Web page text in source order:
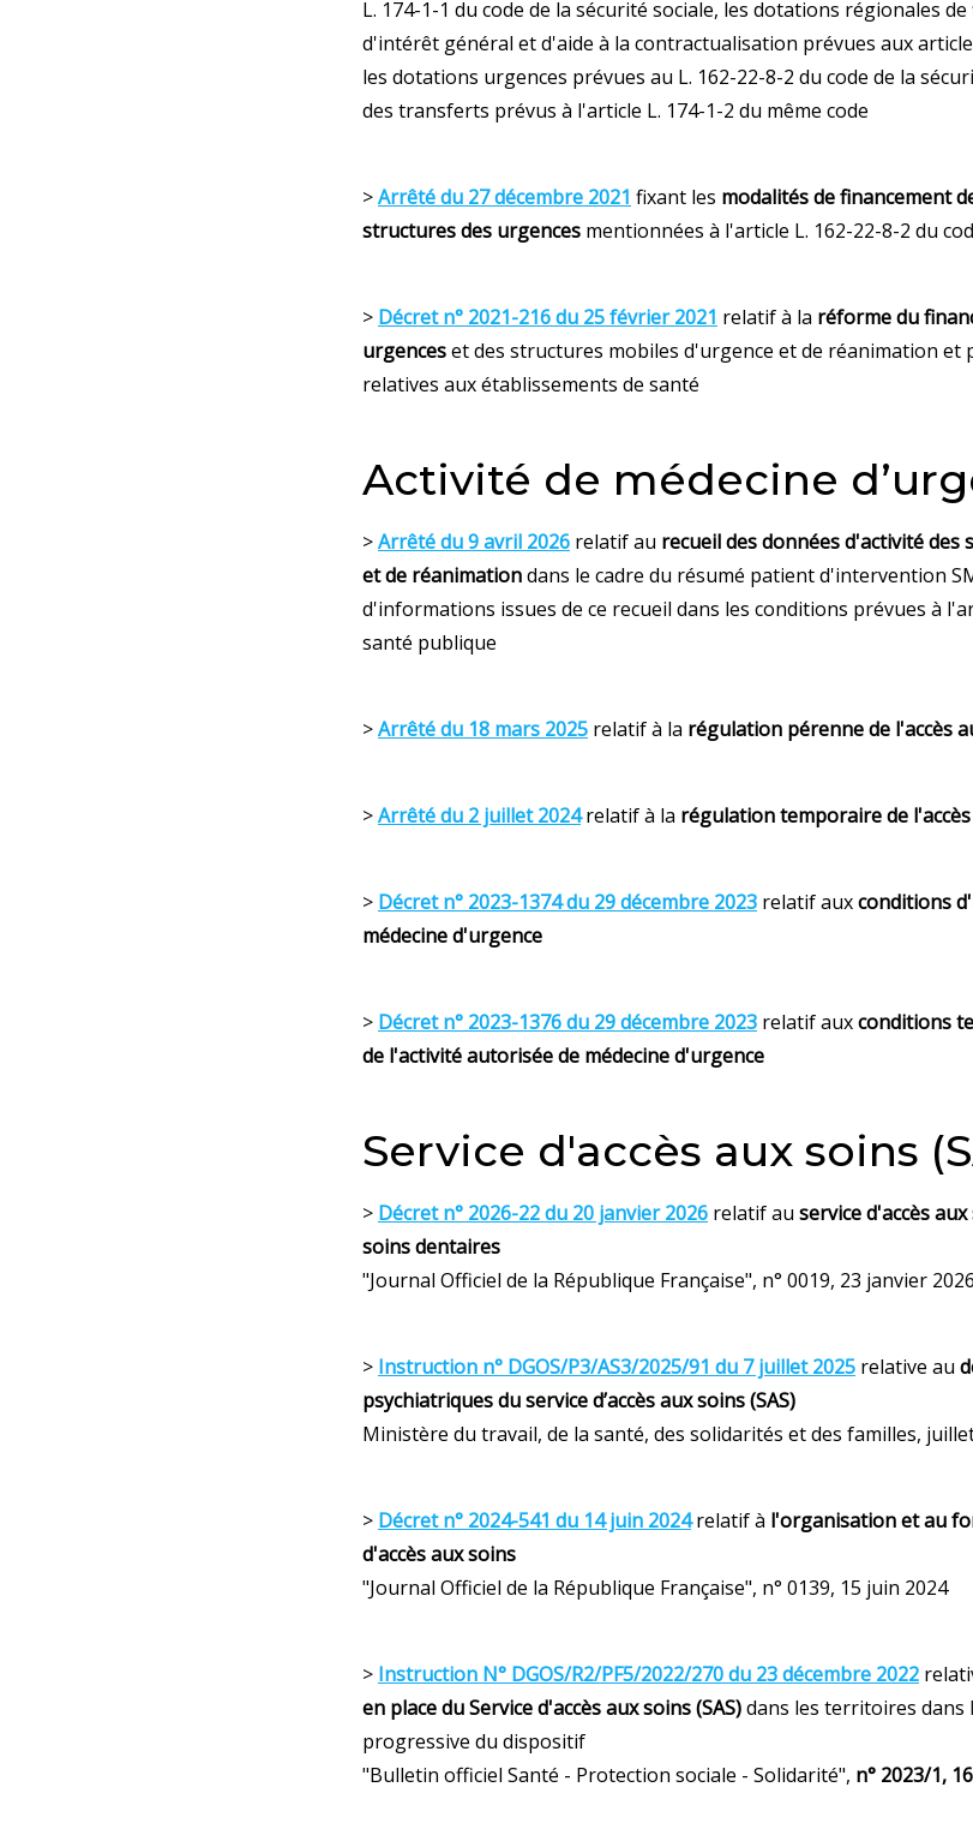
L. 174-1-1 du code de la sécurité sociale, les dotations régionales
d'intérêt général et d'aide à la contractualisation prévues aux
les dotations urgences prévues au L. 162-22-8-2 du code de la
des transferts prévus à l'article L. 174-1-2 du même code
>Arrêté du 27 décembre 2021 fixant les modalités de financement
structures des urgences mentionnées à l'article L. 162-22-8-2 du
> Décret n° 2021-216 du 25 février 2021 relatif à la réforme du
urgenceset des structures mobiles d'urgence et de réanimation
relatives aux établissements de santé
Activité de médecine
>Arrêté du 9 avril 2026 relatif au recueil des données d'activité
et de réanimationdans le cadre du résumé patient d'intervention
d'informations issues de ce recueil dans les conditions prévues à
santé publique
>Arrêté du 18 mars 2025 relatif à la régulation pérenne de l'accès
>Arrêté du 2 juillet 2024relatif à la régulation temporaire de
> Décret n° 2023-1374 du 29 décembre 2023 relatif auxconditions
médecine d'urgence
> Décret n° 2023-1376 du 29 décembre 2023 relatif auxconditions
de l'activité autorisée de médecine d'urgence
Service d'accès aux soins
> Décret n° 2026-22 du 20 janvier 2026 relatif au service d'accès
soins dentaires
"Journal Officiel de la République Française", n° 0019, 23 janvier 2026
> Instruction n° DGOS/P3/AS3/2025/91 du 7 juillet 2025 relative au
psychiatriques du service d’accès aux soins (SAS)
Ministère du travail, de la santé, des solidarités et des familles,
> Décret n° 2024-541 du 14 juin 2024relatif à l'organisation et au
d'accès aux soins
"Journal Officiel de la République Française", n° 0139, 15 juin 2024
> Instruction N° DGOS/R2/PF5/2022/270 du 23 décembre 2022
en place du Service d'accès aux soins (SAS)dans les territoires dans
progressive du dispositif
"Bulletin officiel Santé - Protection sociale - Solidarité", n° 2023/1,